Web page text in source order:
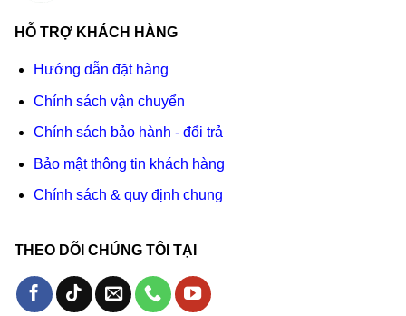
HỖ TRỢ KHÁCH HÀNG
Hướng dẫn đặt hàng
Chính sách vận chuyển
Chính sách bảo hành - đổi trả
Bảo mật thông tin khách hàng
Chính sách & quy định chung
THEO DÕI CHÚNG TÔI TẠI